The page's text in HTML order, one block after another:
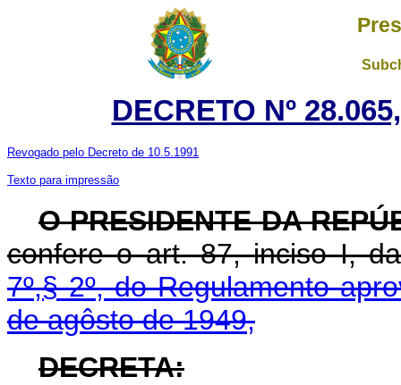
DECRETO Nº
Revogado pelo Decreto de 10.5.1991
Texto para impressão
O PRESIDENTE DA
confere o art. 87, inciso I,
7º,§ 2º, do Regulamento
de agôsto de 1949,
DECRETA: